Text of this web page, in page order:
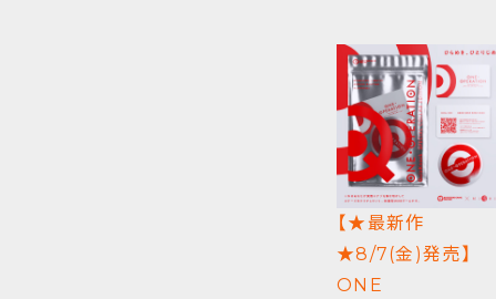
【★最新作
★8/7(金)発売】
ONE